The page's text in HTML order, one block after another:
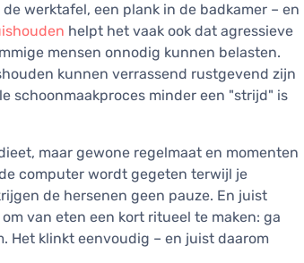
werktafel, een plank in de badkamer – en
helpt het vaak ook dat agressieve
mensen onnodig kunnen belasten.
kunnen verrassend rustgevend zijn
schoonmaakproces minder een "strijd" is
maar gewone regelmaat en momenten
computer wordt gegeten terwijl je
de hersenen geen pauze. En juist
van eten een kort ritueel te maken: ga
Het klinkt eenvoudig – en juist daarom